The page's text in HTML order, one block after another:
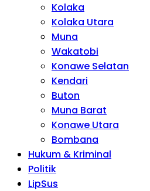
Kolaka
Kolaka Utara
Muna
Wakatobi
Konawe Selatan
Kendari
Buton
Muna Barat
Konawe Utara
Bombana
Hukum & Kriminal
Politik
LipSus